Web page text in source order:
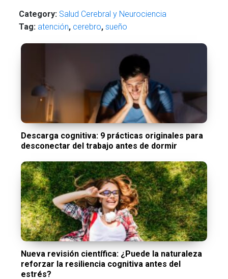
Category: Salud Cerebral y Neurociencia
Tag: atención, cerebro,sueño
Descarga cognitiva: 9 prácticas originales para
desconectar del trabajo antes de dormir
Nueva revisión científica: ¿Puede la naturaleza
reforzar la resiliencia cognitiva antes del
estrés?